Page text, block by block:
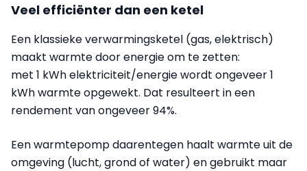
Veel efficiënter dan een ketel
Een klassieke verwarmingsketel (gas, elektrisch)
maakt warmte door energie om te zetten:
met 1 kWh elektriciteit/energie wordt ongeveer 1
kWh warmte opgewekt. Dat resulteert in een
rendement van ongeveer 94%.
Een warmtepomp daarentegen haalt warmte uit de
omgeving (lucht, grond of water) en gebruikt maar